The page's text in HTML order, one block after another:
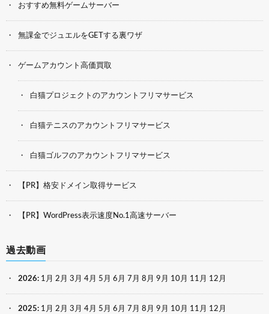
おすすめ無料ゲームサーバー
無課金でジュエルをGETする裏ワザ
ゲームアカウント高価買取
白猫プロジェクトのアカウントフリマサービス
白猫テニスのアカウントフリマサービス
白猫ゴルフのアカウントフリマサービス
【PR】格安ドメイン取得サービス
【PR】WordPress表示速度No.1高速サーバー
過去動画
2026: 1月 2月 3月 4月 5月 6月 7月 8月 9月 10月 11月 12月
2025: 1月 2月 3月 4月 5月 6月 7月 8月 9月 10月 11月 12月